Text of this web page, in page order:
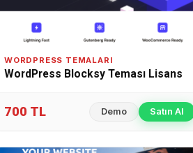
WORDPRESS TEMALARI
WordPress Blocksy Teması Lisans
700 TL Demo Satın Al